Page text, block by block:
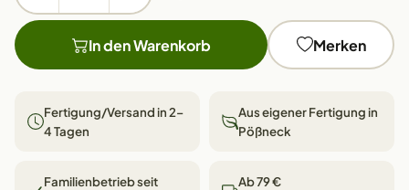
In den Warenkorb Merken
Fertigung/Versand in 2–
4 Tagen
Aus eigener Fertigung in
Pößneck
Familienbetrieb seit
Ab 79 €